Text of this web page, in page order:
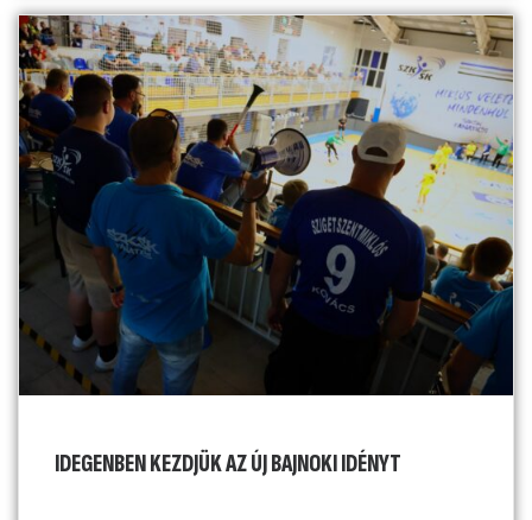
IDEGENBEN KEZDJÜK AZ ÚJ BAJNOKI IDÉNYT